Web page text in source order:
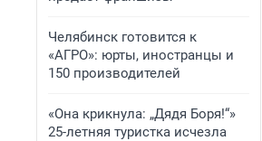
Челябинск готовится к
«АГРО»: юрты, иностранцы и
150 производителей
«Она крикнула: „Дядя Боря!“»
25-летняя туристка исчезла